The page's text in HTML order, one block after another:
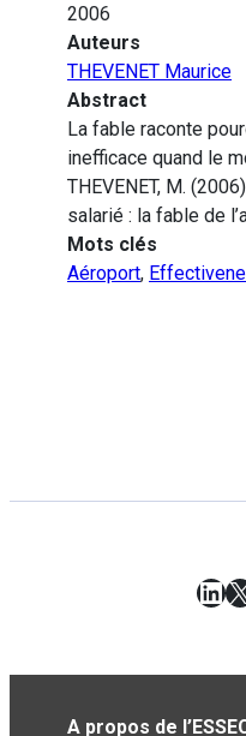
2006
Auteurs
THEVENET Maurice
Abstract
La fable raconte
inefficace quand le
THEVENET, M.
salarié : la fable de
Mots clés
Aéroport,
X
A propos de